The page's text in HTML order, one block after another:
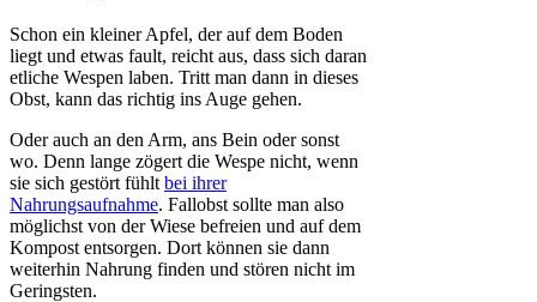
Schon ein kleiner Apfel, der auf dem Boden
liegt und etwas fault, reicht aus, dass sich daran
etliche Wespen laben. Tritt man dann in dieses
Obst, kann das richtig ins Auge gehen.
Oder auch an den Arm, ans Bein oder sonst
wo. Denn lange zögert die Wespe nicht, wenn
sie sich gestört fühlt bei ihrer
Nahrungsaufnahme. Fallobst sollte man also
möglichst von der Wiese befreien und auf dem
Kompost entsorgen. Dort können sie dann
weiterhin Nahrung finden und stören nicht im
Geringsten.